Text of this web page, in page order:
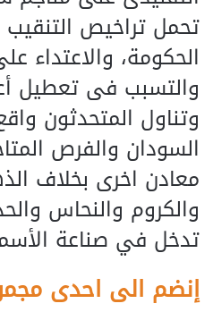
تحمل تراخيص
الحكومة، والاعتداء
والتسبب فى تعطيل
وتناول المتحدثون
السودان والفرص
معادن اخرى بخلاف
والكروم والنحاس
تدخل في صناعة
إنضم الى احدى